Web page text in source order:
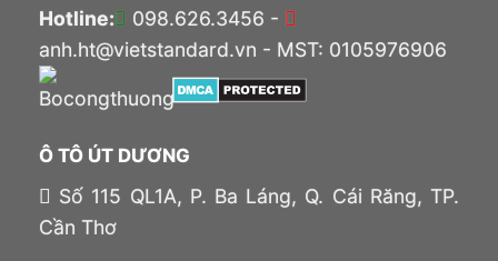
Hotline:
098.626.3456 -
anh.ht@vietstandard.vn - MST: 0105976906
Ô TÔ ÚT DƯƠNG
Số 115 QL1A, P. Ba Láng, Q. Cái Răng, TP.
Cần Thơ